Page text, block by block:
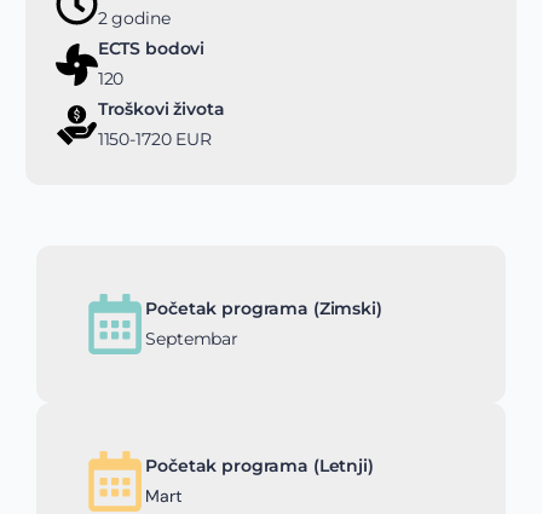
2 godine
ECTS bodovi
120
Troškovi života
1150-1720 EUR
Početak programa (Zimski)
Septembar
Početak programa (Letnji)
Mart